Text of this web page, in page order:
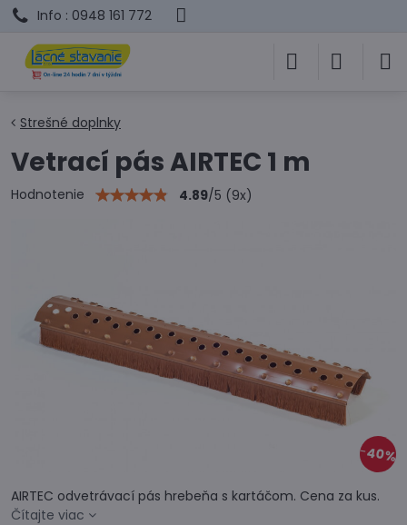
Info : 0948 161 772
40%
Strešné doplnky
Vetrací pás AIRTEC 1 m
Hodnotenie 4.89/5 (9x)
AIRTEC odvetrávací pás hrebeňa s kartáčom. Cena za kus.
Čítajte viac